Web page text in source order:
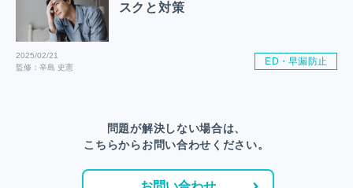
スクと対策
2025/02/21
監修：辛島 史憲
ED・早漏防止
問題が解決しない場合は、
こちらからお問い合わせください。